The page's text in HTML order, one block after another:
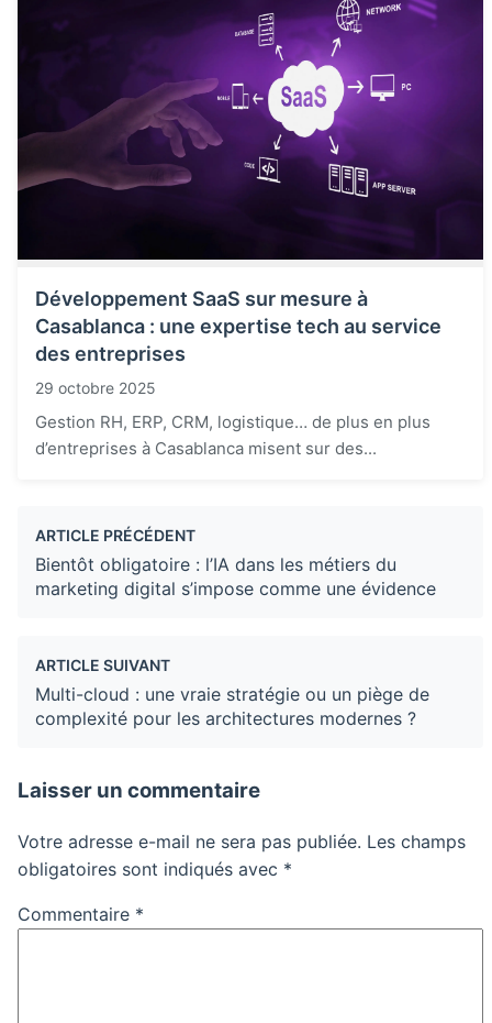
Développement SaaS sur mesure à
Casablanca : une expertise tech au service
des entreprises
29 octobre 2025
Gestion RH, ERP, CRM, logistique… de plus en plus
d’entreprises à Casablanca misent sur des...
ARTICLE PRÉCÉDENT
Bientôt obligatoire : l’IA dans les métiers du
marketing digital s’impose comme une évidence
ARTICLE SUIVANT
Multi-cloud : une vraie stratégie ou un piège de
complexité pour les architectures modernes ?
Laisser un commentaire
Votre adresse e-mail ne sera pas publiée. Les champs
obligatoires sont indiqués avec *
Commentaire *